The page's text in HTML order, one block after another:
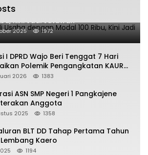
Awali Usaha dengan Modal
Kini Jadi Jutawan
2025 1972
I DPRD Wajo Beri Tenggat 7 Hari
Polemik Pengangkatan KAUR
Desa Bau-Bau
2026 1383
ASN SMP Negeri 1 Pangkajene
Anggota
2025 1358
BLT DD Tahap Pertama Tahun
Kaero
1194